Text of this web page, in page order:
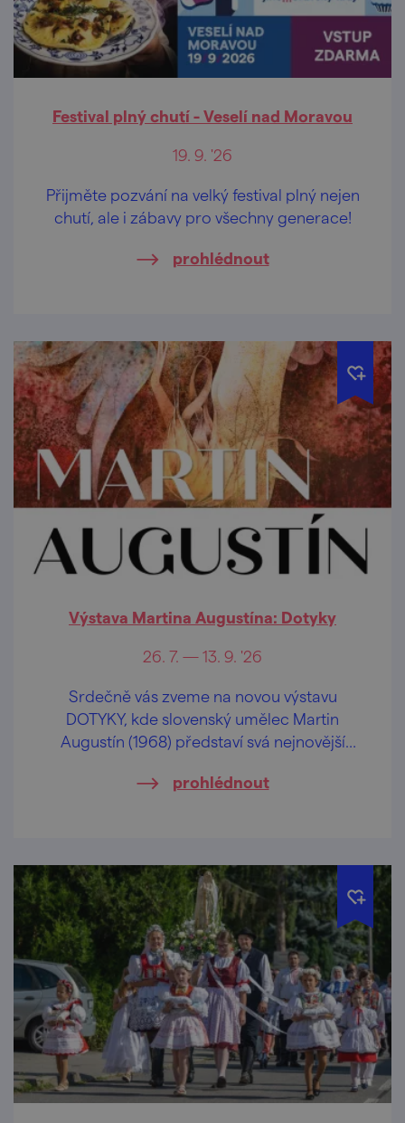
Festival plný chutí - Veselí nad Moravou
19. 9. '26
Přijměte pozvání na velký festival plný nejen
chutí, ale i zábavy pro všechny generace!
prohlédnout
Výstava Martina Augustína: Dotyky
26. 7. — 13. 9. '26
Srdečně vás zveme na novou výstavu
DOTYKY, kde slovenský umělec Martin
Augustín (1968) představí svá nejnovější
prohlédnout